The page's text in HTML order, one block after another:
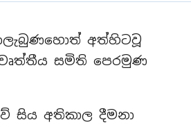
අත්හිටවූ
සමිති පෙරමුණ
සිය අතිකාල දීමනා